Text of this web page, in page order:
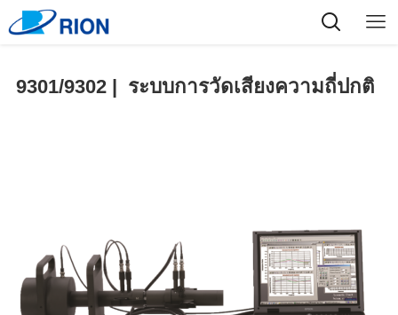
9301/9302 | ระบบการวัดเสียงความถี่ปกติ